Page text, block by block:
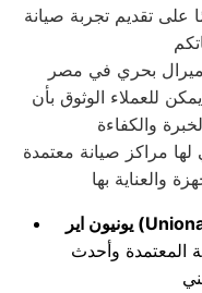
على تقديم تجربة صيانة
بحري في مصر
للعملاء الوثوق بأن
والكفاءة
لها مراكز صيانة معتمدة
يونيون اير
المعتمدة وأحدث